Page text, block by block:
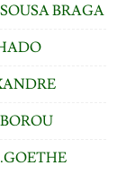
BRAGA